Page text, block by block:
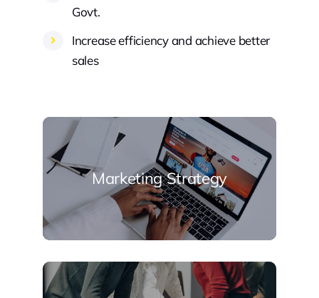
Govt.
Increase efficiency and achieve better
sales
Marketing Strategy